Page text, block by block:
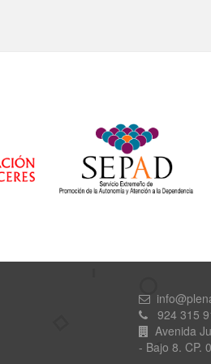
924 315
Avenida
- Bajo 8. CP.